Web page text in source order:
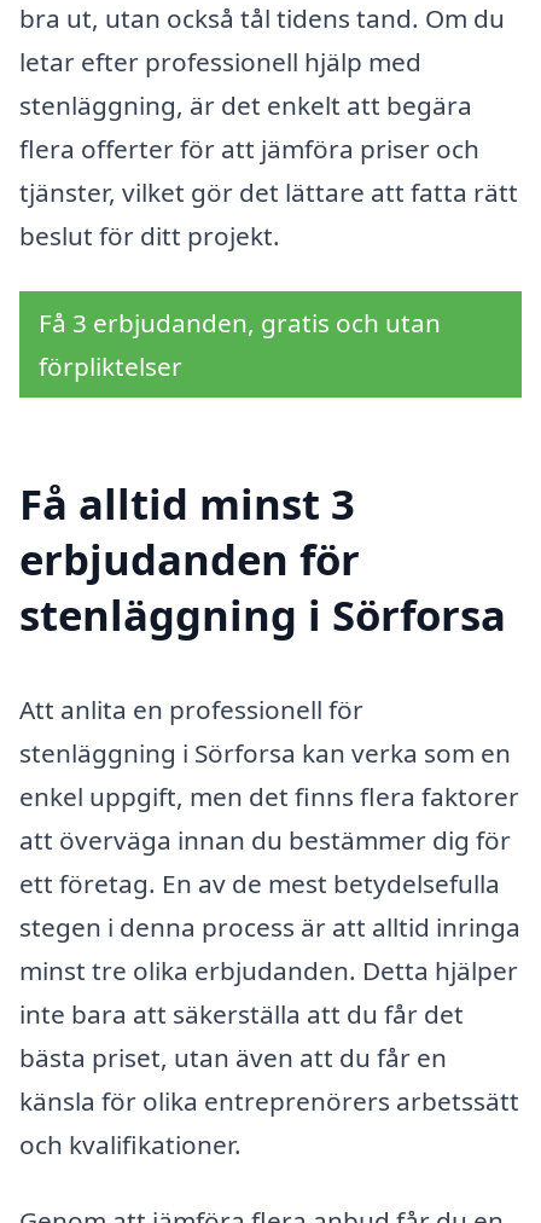
bra ut, utan också tål tidens tand. Om du
letar efter professionell hjälp med
stenläggning, är det enkelt att begära
flera offerter för att jämföra priser och
tjänster, vilket gör det lättare att fatta rätt
beslut för ditt projekt.
Få 3 erbjudanden, gratis och utan
förpliktelser
Få alltid minst 3
erbjudanden för
stenläggning i Sörforsa
Att anlita en professionell för
stenläggning i Sörforsa kan verka som en
enkel uppgift, men det finns flera faktorer
att överväga innan du bestämmer dig för
ett företag. En av de mest betydelsefulla
stegen i denna process är att alltid inringa
minst tre olika erbjudanden. Detta hjälper
inte bara att säkerställa att du får det
bästa priset, utan även att du får en
känsla för olika entreprenörers arbetssätt
och kvalifikationer.